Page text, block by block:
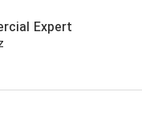
Expert